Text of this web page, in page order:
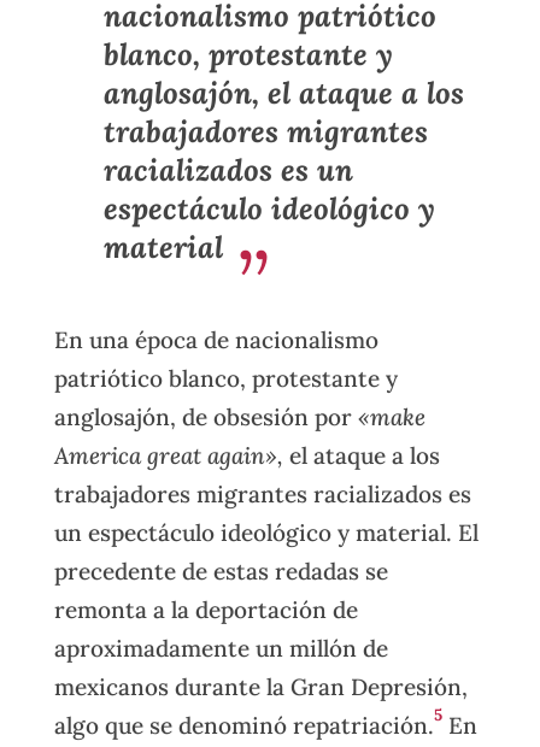
nacionalismo patriótico
blanco, protestante y
anglosajón, el ataque a los
trabajadores migrantes
racializados es un
espectáculo ideológico y
material
En una época de nacionalismo
patriótico blanco, protestante y
anglosajón, de obsesión por «make
America great again», el ataque a los
trabajadores migrantes racializados es
un espectáculo ideológico y material. El
precedente de estas redadas se
remonta a la deportación de
aproximadamente un millón de
mexicanos durante la Gran Depresión,
algo que se denominó repatriación.5En